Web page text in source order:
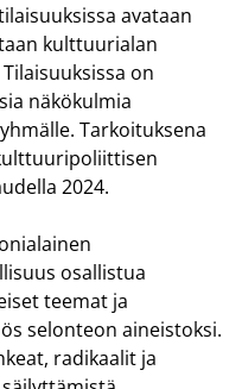
avataan
kulttuurialan
on
näkökulmia
Tarkoituksena
2024.
osallistua
teemat ja
selonteon aineistoksi.
radikaalit ja